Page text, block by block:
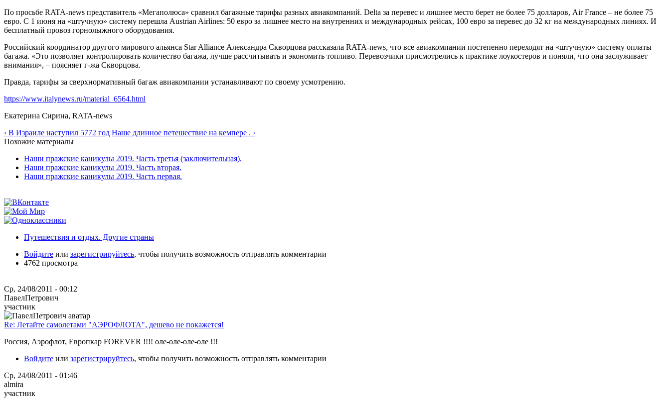
По просьбе RATA-news представитель «Мегаполюса» сравнил багажные тарифы разных авиакомпаний. Delta за перевес и лишнее место берет не более 75 долларов, Air France – не более 75
евро. С 1 июня на «штучную» систему перешла Аustrian Airlines: 50 евро за лишнее место на внутренних и международных рейсах, 100 евро за перевес до 32 кг на международных линиях. И
бесплатный провоз горнолыжного оборудования.
Российский координатор другого мирового альянса Star Alliance Александра Скворцова рассказала RATA-news, что все авиакомпании постепенно переходят на «штучную» систему оплаты
багажа. «Это позволяет контролировать количество багажа, лучше рассчитывать и экономить топливо. Перевозчики присмотрелись к практике лоукостеров и поняли, что она заслуживает
внимания», – поясняет г-жа Скворцова.
Правда, тарифы за сверхнормативный багаж авиакомпании устанавливают по своему усмотрению.
https://www.italynews.ru/material_6564.html
Екатерина Сирина, RATA-news
‹ В Израиле наступил 5772 год Наше длинное петешествие на кемпере . ›
Похожие материалы
Наши пражские каникулы 2019. Часть третья (заключительная).
Наши пражские каникулы 2019. Часть вторая.
Наши пражские каникулы 2019. Часть первая.
Путешествия и отдых. Другие страны
Войдите или зарегистрируйтесь, чтобы получить возможность отправлять комментарии
4762 просмотра
Ср, 24/08/2011 - 00:12
ПавелПетрович
участник
Re: Летайте самолетами "АЭРОФЛОТА", дешево не покажется!
Россия, Аэрофлот, Европкар FOREVER !!!! оле-оле-оле-оле !!!
Войдите или зарегистрируйтесь, чтобы получить возможность отправлять комментарии
Ср, 24/08/2011 - 01:46
almira
участник